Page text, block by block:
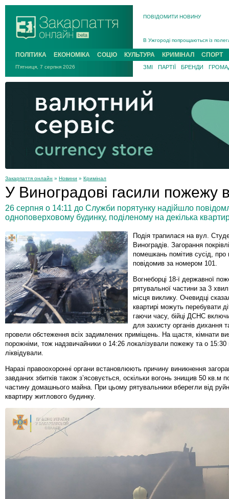
ПОВІДОМИТИ НОВИНУ
В Ужгороді попрощаються із
В Ужгороді 5 серпня
Підтвердили загибель
На війні з рф поліг військовий з
ПОЛІТИКА ЕКОНОМІКА СОЦІО КУЛЬТУРА КРИМІНАЛ СПОРТ
П'ятниця, 7 серпня 2026 ЗМІ ПАРТІЇ БРЕНДИ
Закарпаття онлайн » Новини » Кримінал
У Виноградові гасили
26 серпня о 14:11 до Служби порятунку надійшло
одноповерховому будинку, поділеному на декілька
Подія трапилася на вул.
Виноградів. Загорання
помешкань помітив сусід,
повідомив за номером 101.
Вогнеборці 18-ї державної
рятувальної частини за 3
місця виклику. Очевидці
квартирі можуть перебувати
гаючи часу, бійці ДСНС
для захисту органів дихання
провели обстеження всіх задимлених приміщень. На щастя, кімнати
порожніми, тож надзвичайники о 14:26 локалізували пожежу та о 15:30
ліквідували.
Наразі правоохоронні органи встановлюють причину виникнення
завданих збитків також з’ясовується, оскільки вогонь знищив 50 кв.м
частину домашнього майна. При цьому рятувальники вберегли від
квартиру житлового будинку.